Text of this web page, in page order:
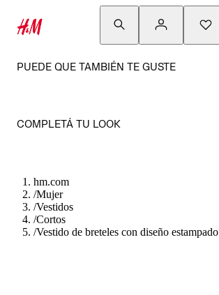
PUEDE QUE TAMBIÉN TE GUSTE
COMPLETÁ TU LOOK
hm.com
/Mujer
/Vestidos
/Cortos
/Vestido de breteles con diseño estampado